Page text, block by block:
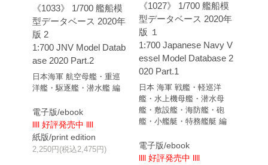
《1033》 1/700 艦船模
型データベース 2020年
版 2
1:700 JNV Model Datab
ase 2020 Part.2
日本海軍 航空母艦・重巡
洋艦・駆逐艦・潜水艦 編
電子版/ebook
llll 好評発売中 llll
紙版/print edition
2,250円(税込2,475円)
《1027》 1/700 艦船模
型データベース 2020年
版 １
1:700 Japanese Navy V
essel Model Database 2
020 Part.1
日本 海軍 戦艦・軽巡洋
艦・水上機母艦・潜水母
艦・敷設艦・海防艦・砲
艦・小艦艇・特務艦艇 編
電子版/ebook
llll 好評発売中 llll